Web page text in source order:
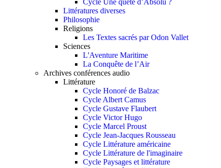
Cycle Une quête d’Absolu ?
Littératures diverses
Philosophie
Religions
Les Textes sacrés par Odon Vallet
Sciences
L'Aventure Maritime
La Conquête de l’Air
Archives conférences audio
Littérature
Cycle Honoré de Balzac
Cycle Albert Camus
Cycle Gustave Flaubert
Cycle Victor Hugo
Cycle Marcel Proust
Cycle Jean-Jacques Rousseau
Cycle Littérature américaine
Cycle Littérature de l'imaginaire
Cycle Paysages et littérature